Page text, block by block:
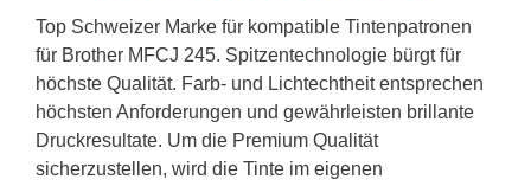
Top Schweizer Marke für kompatible Tintenpatronen
für Brother MFCJ 245. Spitzentechnologie bürgt für
höchste Qualität. Farb- und Lichtechtheit entsprechen
höchsten Anforderungen und gewährleisten brillante
Druckresultate. Um die Premium Qualität
sicherzustellen, wird die Tinte im eigenen